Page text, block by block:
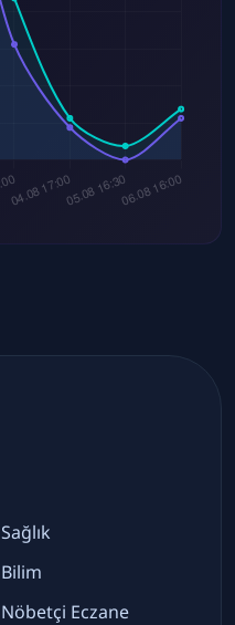
Sağlık
Bilim
Nöbetçi Eczane